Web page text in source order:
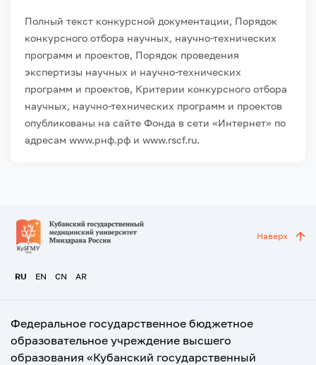
Полный текст конкурсной документации, Порядок
конкурсного отбора научных, научно-технических
программ и проектов, Порядок проведения
экспертизы научных и научно-технических
программ и проектов, Критерии конкурсного отбора
научных, научно-технических программ и проектов
опубликованы на сайте Фонда в сети «Интернет» по
адресам www.рнф.рф и www.rscf.ru.
RU EN CN AR
Наверх
Федеральное государственное бюджетное
образовательное учреждение высшего
образования «Кубанский государственный